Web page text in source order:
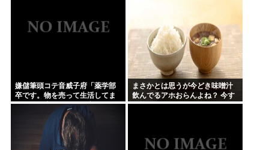
嫌儲筆頭コテ音威子府「薬学部
卒です。物を売って生活してま
す。何を売ってるかは言えませ
まさかとは思うが今どき味噌汁
飲んでるアホおらんよね？ 今す
ぐ捨てろ！死んでも知らんぞ！